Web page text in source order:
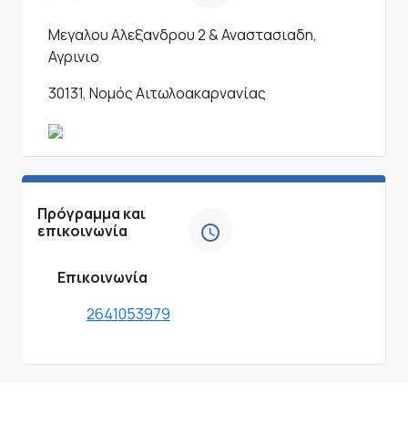
Μεγαλου Αλεξανδρου 2 & Αναστασιαδη,
Αγρινιο
30131, Νομός Αιτωλοακαρνανίας
Πρόγραμμα και
επικοινωνία
Επικοινωνία
2641053979